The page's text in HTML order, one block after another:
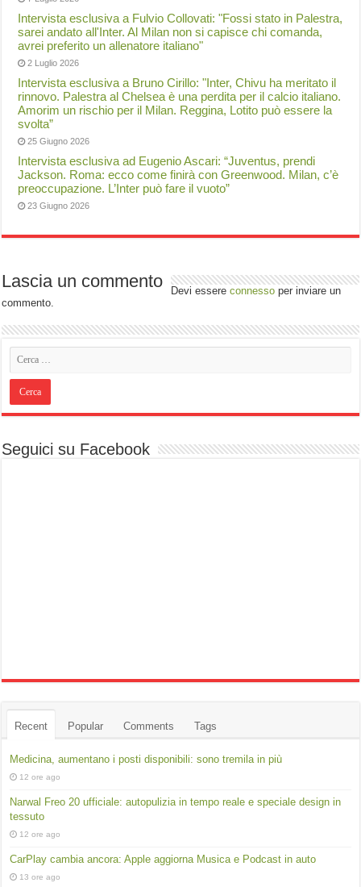
Intervista esclusiva a Fulvio Collovati: "Fossi stato in Palestra,
sarei andato all'Inter. Al Milan non si capisce chi comanda,
avrei preferito un allenatore italiano"
2 Luglio 2026
Intervista esclusiva a Bruno Cirillo: "Inter, Chivu ha meritato il
rinnovo. Palestra al Chelsea è una perdita per il calcio italiano.
Amorim un rischio per il Milan. Reggina, Lotito può essere la
svolta”
25 Giugno 2026
Intervista esclusiva ad Eugenio Ascari: “Juventus, prendi
Jackson. Roma: ecco come finirà con Greenwood. Milan, c’è
preoccupazione. L’Inter può fare il vuoto”
23 Giugno 2026
Lascia un commento Devi essereconnesso per inviare un
commento.
Seguici su Facebook
Recent Popular Comments Tags
Medicina, aumentano i posti disponibili: sono tremila in più
12 ore ago
Narwal Freo 20 ufficiale: autopulizia in tempo reale e speciale design in
tessuto
12 ore ago
CarPlay cambia ancora: Apple aggiorna Musica e Podcast in auto
13 ore ago